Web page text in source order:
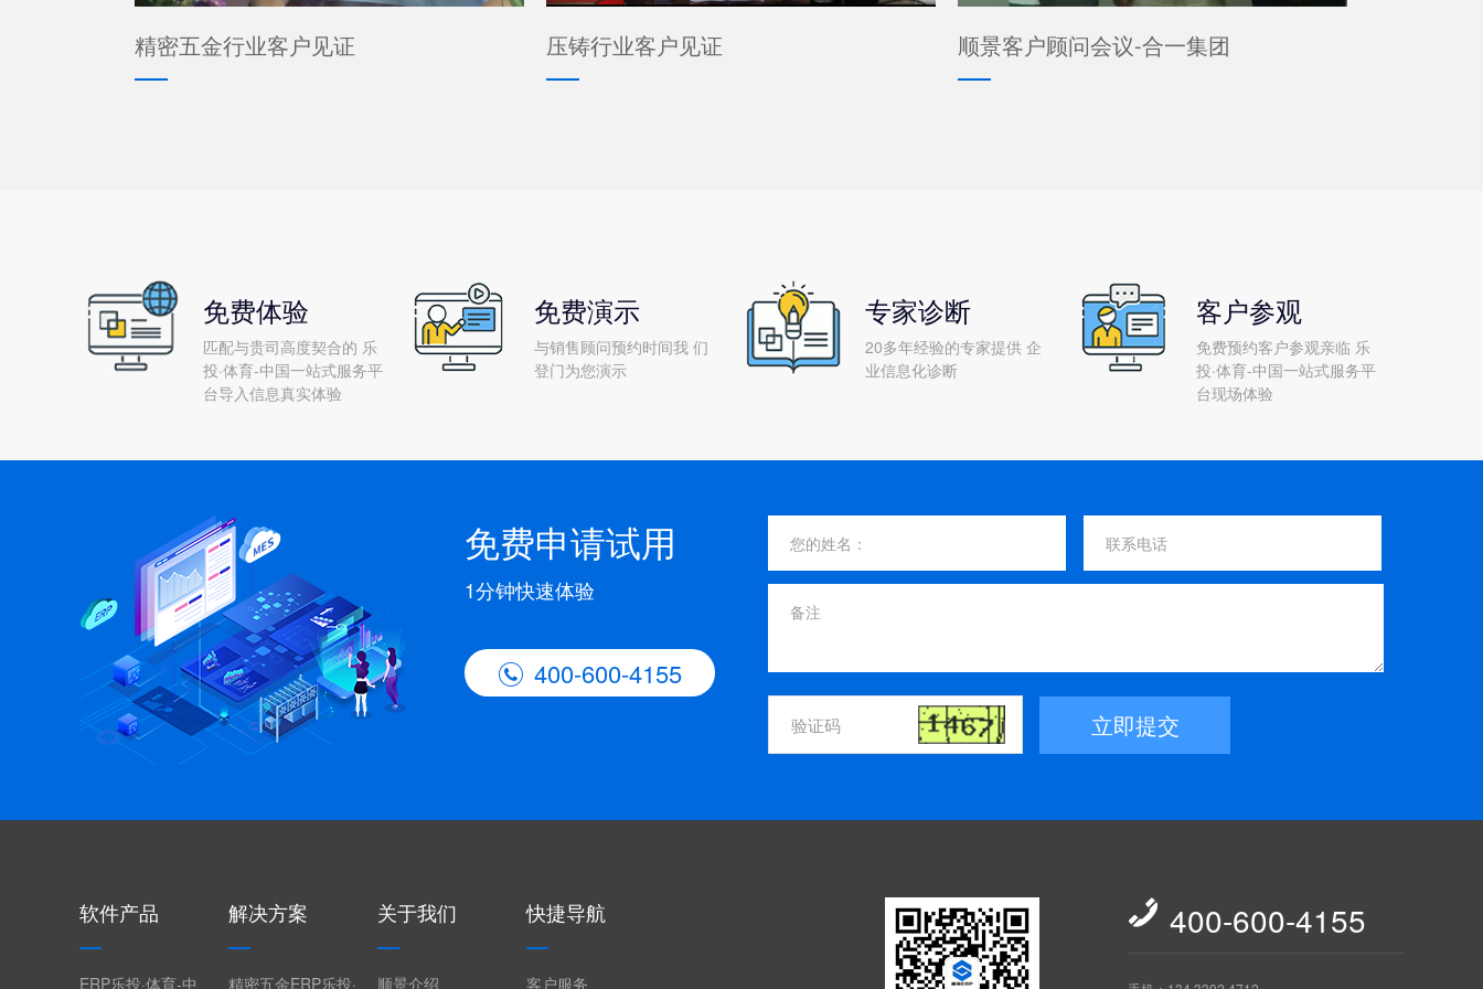
精密五金行业客户见证 压铸行业客户见证 顺景客户顾问会议-合一集团
免费体验
匹配与贵司高度契合的 乐
投·体育-中国一站式服务平
台导入信息真实体验
免费演示
与销售顾问预约时间我 们
登门为您演示
专家诊断
20多年经验的专家提供 企
业信息化诊断
客户参观
免费预约客户参观亲临 乐
投·体育-中国一站式服务平
台现场体验
免费申请试用
1分钟快速体验
 400-600-4155
立即提交
软件产品
ERP乐投·体育-中
解决方案
精密五金ERP乐投·
关于我们
顺景介绍
快捷导航
客户服务
 400-600-4155